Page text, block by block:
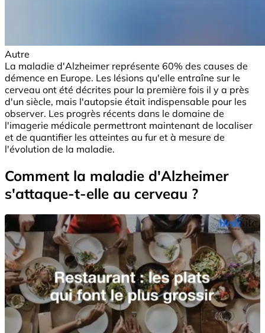
Autre
La maladie d'Alzheimer représente 60% des causes de
démence en Europe. Les lésions qu'elle entraîne sur le
cerveau ont été décrites pour la première fois il y a près
d'un siècle, mais l'autopsie était indispensable pour les
observer. Les progrès récents dans le domaine de
l'imagerie médicale permettront maintenant de localiser
et de quantifier les atteintes au fur et à mesure de
l'évolution de la maladie.
Comment la maladie d'Alzheimer
s'attaque-t-elle au cerveau ?